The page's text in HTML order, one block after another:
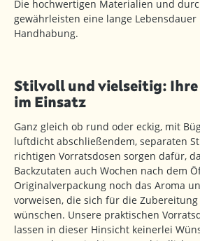
Die hochwertigen Materialien und
gewährleisten eine lange
Handhabung.
Stilvoll und vielseitig: Ihre
im Einsatz
Ganz gleich ob rund oder eckig, mit
luftdicht abschließendem, separaten
richtigen Vorratsdosen sorgen dafür,
Backzutaten auch Wochen nach dem
Originalverpackung noch das Aroma
vorweisen, die sich für die
wünschen. Unsere praktischen
lassen in dieser Hinsicht keinerlei